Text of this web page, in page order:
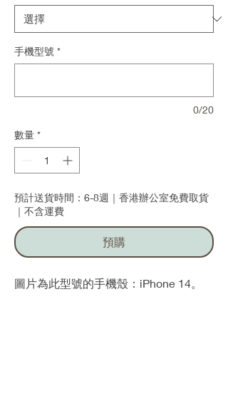
手機型號 *
0/20
數量 *
預計送貨時間：6-8週｜香港辦公室免費取貨
｜不含運費
預購
圖片為此型號的手機殼：iPhone 14。